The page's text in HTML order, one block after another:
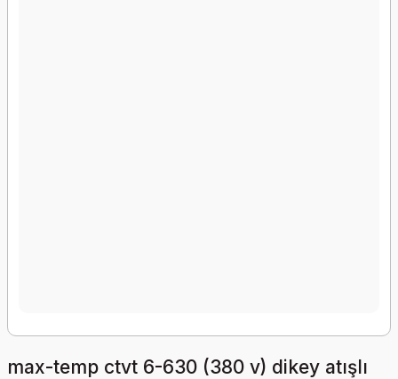
max-temp ctvt 6-630 (380 v) dikey atışlı